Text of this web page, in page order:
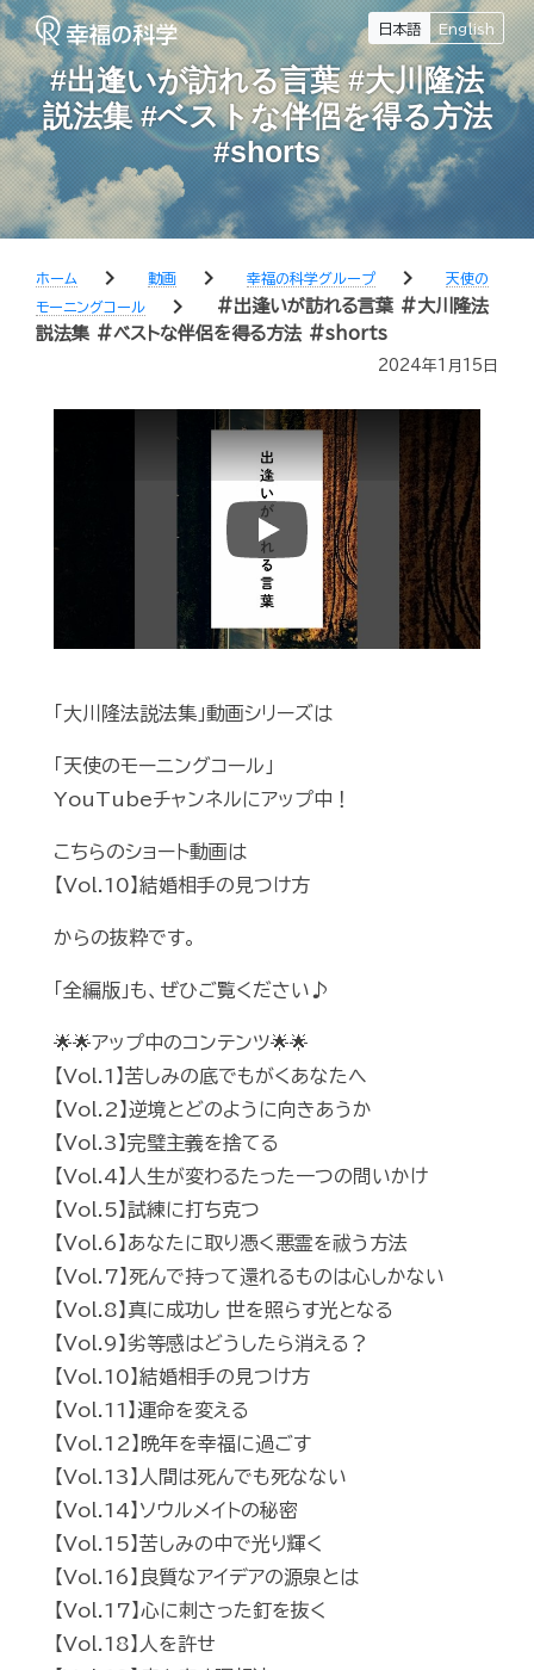
日本語 English
#出逢いが訪れる言葉 #大川隆法
説法集 #ベストな伴侶を得る方法
#shorts
ホーム chevron_right 動画 chevron_right 幸福の科学グループ chevron_right
天使の
モーニングコール
chevron_right
#出逢いが訪れる言葉 #大川隆法
説法集 #ベストな伴侶を得る方法 #shorts
2024年1月15日
Play
「大川隆法説法集」動画シリーズは
「天使のモーニングコール」
YouTubeチャンネルにアップ中！
こちらのショート動画は
【Vol.10】結婚相手の見つけ方
からの抜粋です。
「全編版」も、ぜひご覧ください♪
🌟🌟アップ中のコンテンツ🌟🌟
【Vol.1】苦しみの底でもがくあなたへ
【Vol.2】逆境とどのように向きあうか
【Vol.3】完璧主義を捨てる
【Vol.4】人生が変わるたった一つの問いかけ
【Vol.5】試練に打ち克つ
【Vol.6】あなたに取り憑く悪霊を祓う方法
【Vol.7】死んで持って還れるものは心しかない
【Vol.8】真に成功し 世を照らす光となる
【Vol.9】劣等感はどうしたら消える？
【Vol.10】結婚相手の見つけ方
【Vol.11】運命を変える
【Vol.12】晩年を幸福に過ごす
【Vol.13】人間は死んでも死なない
【Vol.14】ソウルメイトの秘密
【Vol.15】苦しみの中で光り輝く
【Vol.16】良質なアイデアの源泉とは
【Vol.17】心に刺さった釘を抜く
【Vol.18】人を許せ